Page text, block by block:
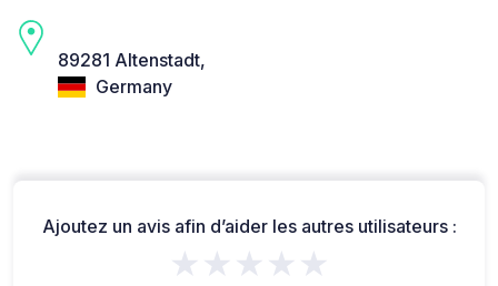
89281 Altenstadt,
Germany
Ajoutez un avis afin d’aider les autres utilisateurs :
★★★★★